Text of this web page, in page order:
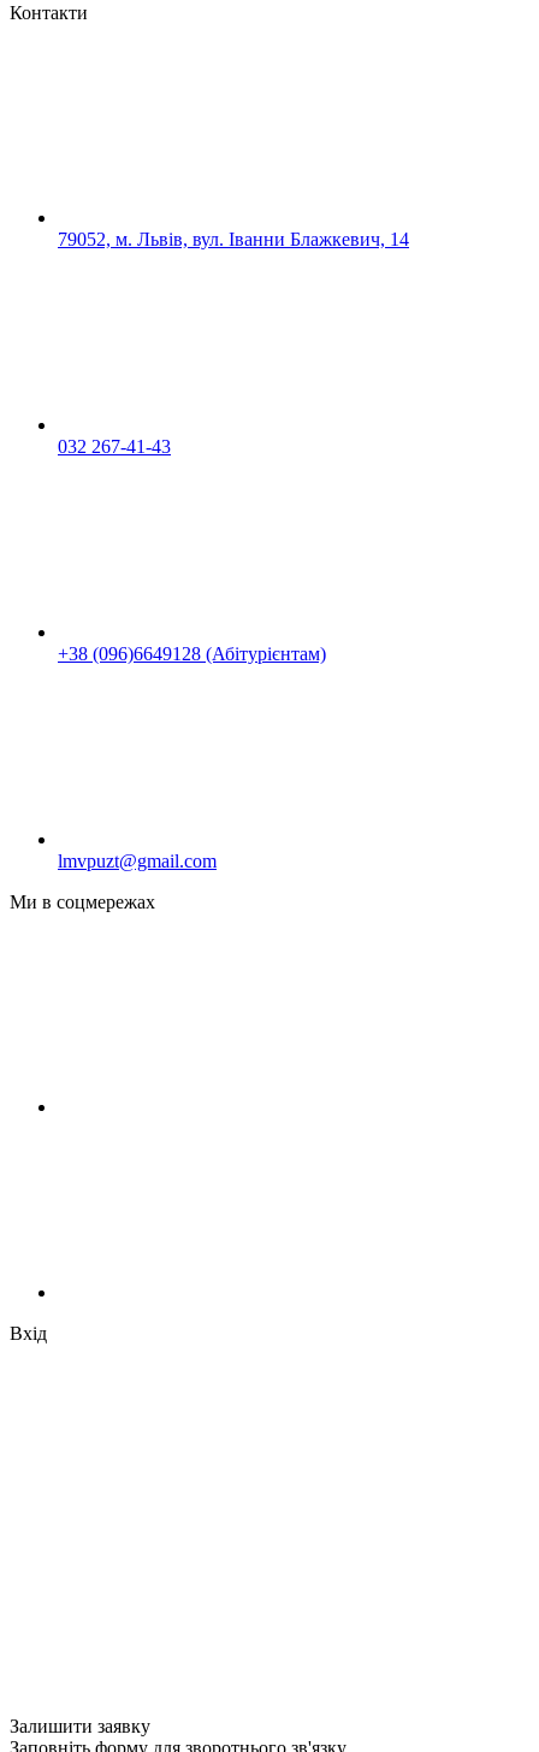
Контакти
79052, м. Львів, вул. Іванни Блажкевич, 14
032 267-41-43
+38 (096)6649128 (Абітурієнтам)
lmvpuzt@gmail.com
Ми в соцмережах
Вхід
Залишити заявку
Заповніть форму для зворотнього зв'язку